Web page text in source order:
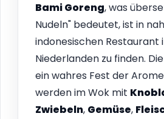
Bami Goreng, was
Nudeln" bedeutet, ist in
indonesischen Restaurant
Niederlanden zu finden.
ein wahres Fest der
werden im Wok mit
Zwiebeln, Gemüse,